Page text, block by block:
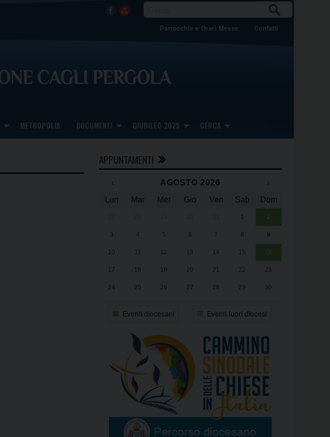
Facebook
Youtube CA
Parrocchie e Orari Messe Contatti
METROPOLIA DOCUMENTI GIUBILEO 2025 CERCA
APPUNTAMENTI
‹ AGOSTO 2026
›
Lun
Mar Mer Gio Ven Sab Dom
1 2
3 4 5 6 7 8 9
10 11 12 13 14 15 16
17 18 19 20 21 22 23
24 25 26 27 28 29 30
Eventi diocesani Eventi fuori diocesi